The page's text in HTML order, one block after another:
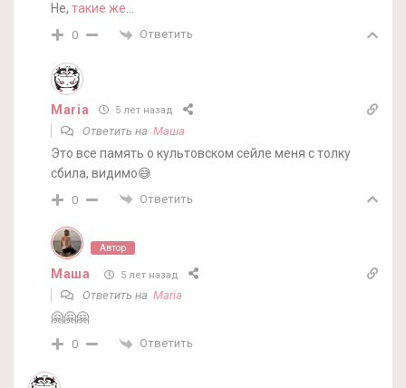
Не, такие же…
0 Ответить
Maria 5 лет назад
Ответить на Маша
Это все память о культовском сейле меня с толку
сбила, видимо😅
0 Ответить
Автор
Маша 5 лет назад
Ответить на Maria
🤗🤗🤗
0 Ответить